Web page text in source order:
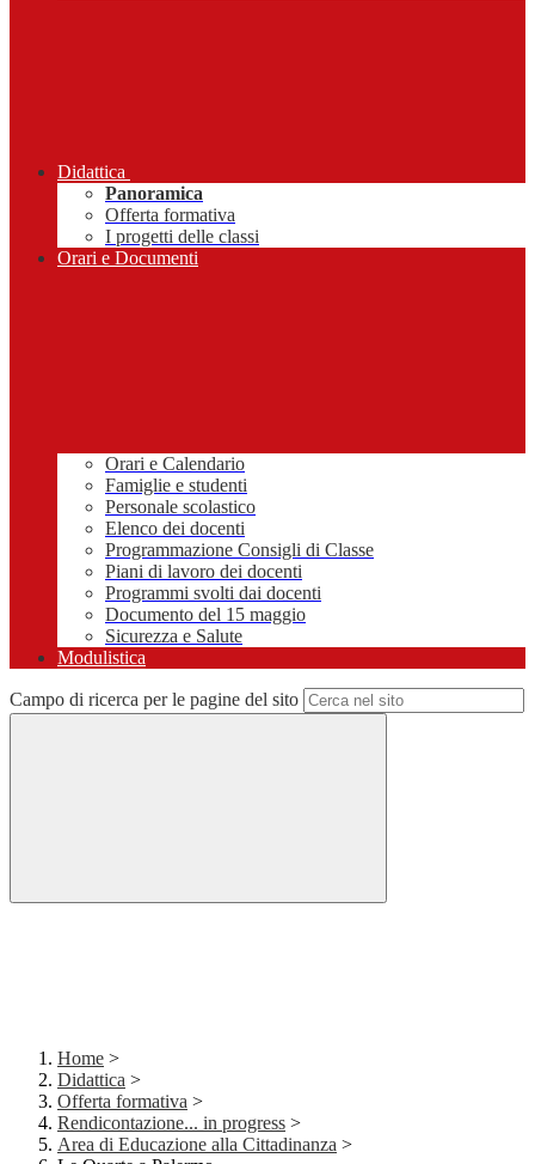
Didattica
Panoramica
Offerta formativa
I progetti delle classi
Orari e Documenti
Orari e Calendario
Famiglie e studenti
Personale scolastico
Elenco dei docenti
Programmazione Consigli di Classe
Piani di lavoro dei docenti
Programmi svolti dai docenti
Documento del 15 maggio
Sicurezza e Salute
Modulistica
Campo di ricerca per le pagine del sito
Home >
Didattica >
Offerta formativa >
Rendicontazione... in progress >
Area di Educazione alla Cittadinanza >